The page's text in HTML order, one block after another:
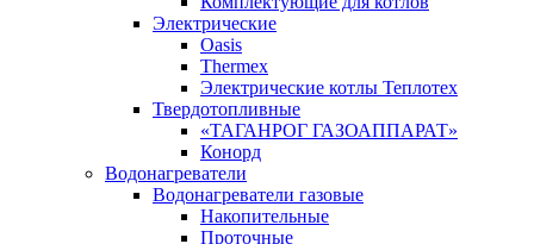
Электрические
Oasis
Thermex
Электрические котлы Теплотех
Твердотопливные
«ТАГАНРОГ ГАЗОАППАРАТ»
Конорд
Водонагреватели
Водонагреватели газовые
Накопительные
Проточные